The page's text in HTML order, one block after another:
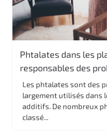
Phtalates dans les
responsables des
Les phtalates sont des
largement utilisés dans
additifs. De nombreux
classé...